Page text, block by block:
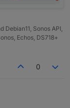
Sonos API,
Echos, DS718+
0